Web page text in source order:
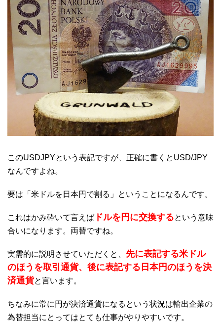
このUSDJPYという表記ですが、正確に書くとUSD/JPY
なんですよね。
要は「米ドルを日本円で割る」ということになるんです。
これはかみ砕いて言えば ドルを円に交換するという意味
合いになります。両替ですね。
実需的に説明させていただくと、 先に表記する米ドル
のほうを取引通貨、後に表記する日本円のほうを決
済通貨と言います。
ちなみに常に円が決済通貨になるという状況は輸出企業の
為替担当にとってはとても仕事がやりやすいです。